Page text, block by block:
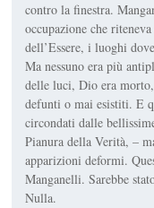
contro la finestra.
occupazione che
dell’Essere, i luoghi
Ma nessuno era più
delle luci, Dio era
defunti o mai esisti­ti. E
circondati dalle
Pianura della Ve­rità, –
apparizioni defor­mi.
Manganelli. Sareb­be
Nulla.